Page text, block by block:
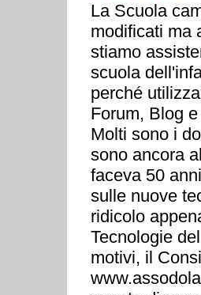
La Scuola
modificati ma
stiamo
scuola
perché
Forum, Blog
Molti sono i
sono ancora
faceva 50
sulle nuove
ridicolo
Tecnologie
motivi, il